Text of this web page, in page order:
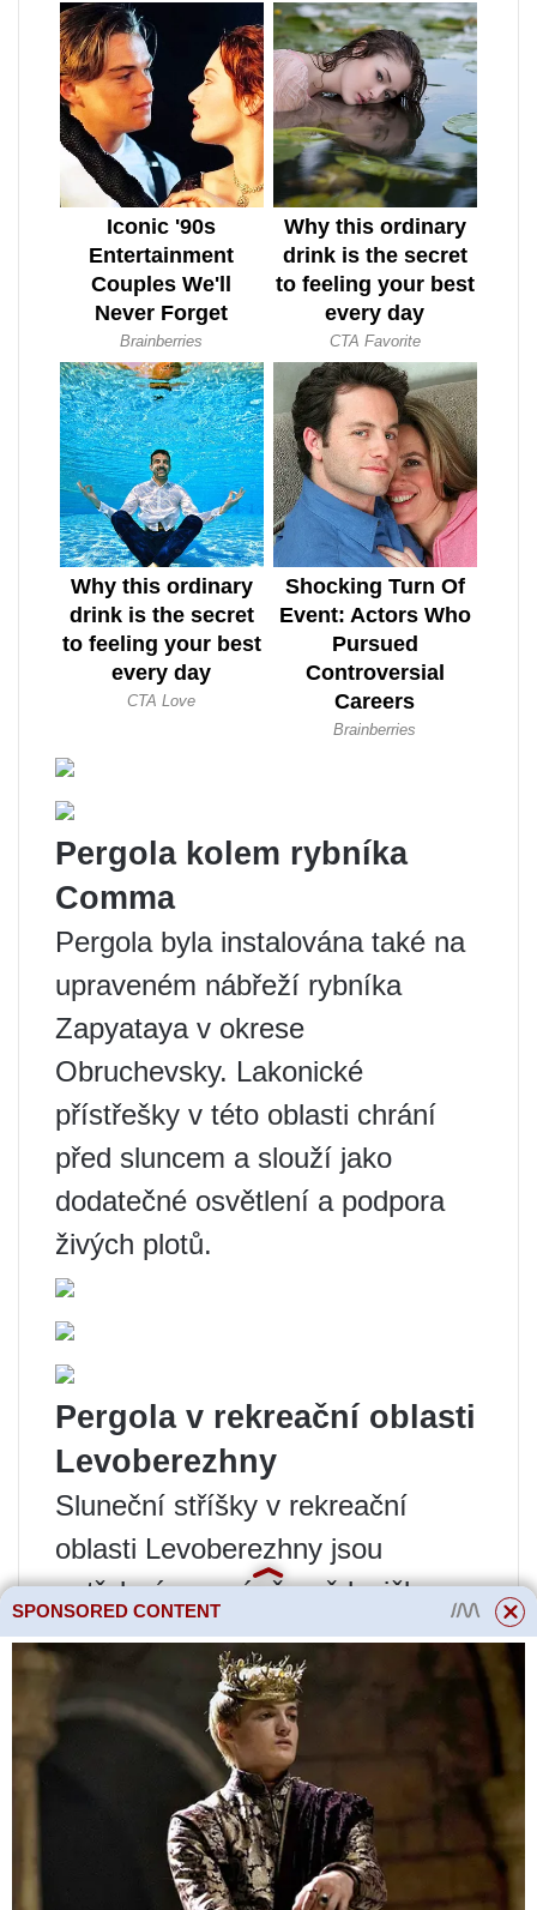
Pergola kolem rybníka
Comma
Pergola byla instalována také na
upraveném nábřeží rybníka
Zapyataya v okrese
Obruchevsky. Lakonické
přístřešky v této oblasti chrání
před sluncem a slouží jako
dodatečné osvětlení a podpora
živých plotů.
Pergola v rekreační oblasti
Levoberezhny
Sluneční stříšky v rekreační
oblasti Levoberezhny jsou
potřebné ne méně než lavičky
nebo lehátka. Protože se jedná
především o oblíbenou pláž mezi
Moskvany.
Po terénních úpravách se nad
lavičkami objevily pergoly, nad
malým amfiteátrem u vody a
dokonce i nad převlékacími
SPONSORED CONTENT